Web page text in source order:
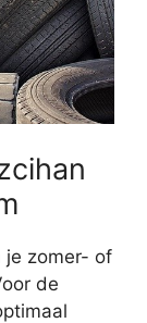
je zomer- of
de